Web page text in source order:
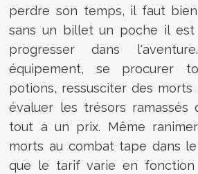
perdre son temps, il faut
sans un billet un poche il est
progresser dans
équipement, se procurer
potions, ressusciter des morts
évaluer les trésors ramassés
tout a un prix. Même
morts au combat tape dans
que le tarif varie en